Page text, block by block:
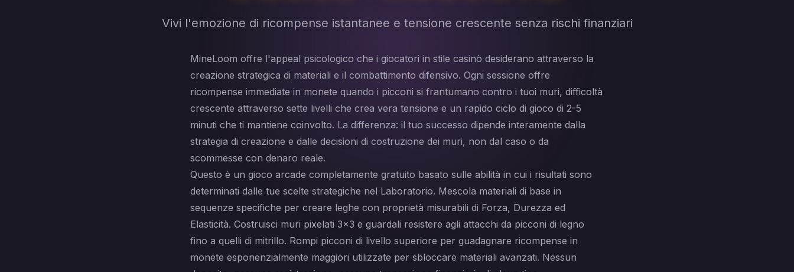
Vivi l'emozione di ricompense istantanee e tensione crescente senza rischi finanziari
MineLoom offre l'appeal psicologico che i giocatori in stile casinò desiderano attraverso la
creazione strategica di materiali e il combattimento difensivo. Ogni sessione offre
ricompense immediate in monete quando i picconi si frantumano contro i tuoi muri, difficoltà
crescente attraverso sette livelli che crea vera tensione e un rapido ciclo di gioco di 2-5
minuti che ti mantiene coinvolto. La differenza: il tuo successo dipende interamente dalla
strategia di creazione e dalle decisioni di costruzione dei muri, non dal caso o da
scommesse con denaro reale.
Questo è un gioco arcade completamente gratuito basato sulle abilità in cui i risultati sono
determinati dalle tue scelte strategiche nel Laboratorio. Mescola materiali di base in
sequenze specifiche per creare leghe con proprietà misurabili di Forza, Durezza ed
Elasticità. Costruisci muri pixelati 3x3 e guardali resistere agli attacchi da picconi di legno
fino a quelli di mitrillo. Rompi picconi di livello superiore per guadagnare ricompense in
monete esponenzialmente maggiori utilizzate per sbloccare materiali avanzati. Nessun